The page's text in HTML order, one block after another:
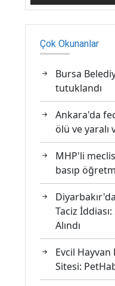
Çok Okunanlar
Bursa
tutuklandı
Ankara'da
ölü ve yaralı
MHP'li
basıp
Taciz
Alındı
Evcil Hayvan
Sitesi: